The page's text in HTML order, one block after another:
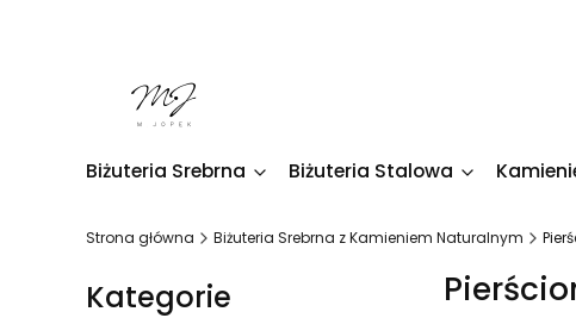
Biżuteria Srebrna Biżuteria Stalowa
Strona główna Biżuteria Srebrna z Kamieniem Naturalnym
Kategorie